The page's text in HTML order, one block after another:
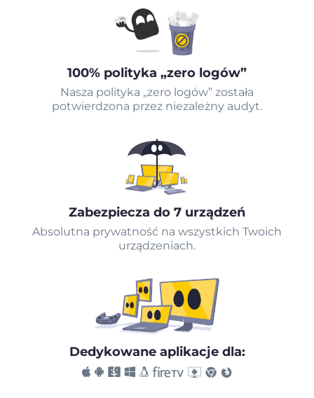
100% polityka „zero logów”
Nasza polityka „zero logów” została
potwierdzona przez niezależny audyt.
Zabezpiecza do 7 urządzeń
Absolutna prywatność na wszystkich Twoich
urządzeniach.
Dedykowane aplikacje dla: